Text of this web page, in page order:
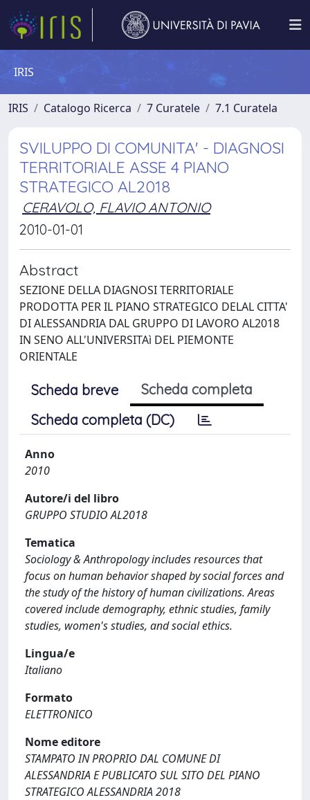
IRIS
IRIS Catalogo Ricerca 7 Curatele 7.1 Curatela
SVILUPPO DI COMUNITA' - DIAGNOSI
TERRITORIALE ASSE 4 PIANO
STRATEGICO AL2018
CERAVOLO, FLAVIO ANTONIO
2010-01-01
Abstract
SEZIONE DELLA DIAGNOSI TERRITORIALE
PRODOTTA PER IL PIANO STRATEGICO DELAL CITTA'
DI ALESSANDRIA DAL GRUPPO DI LAVORO AL2018
IN SENO ALL'UNIVERSITAì DEL PIEMONTE
ORIENTALE
Scheda breve
Scheda completa
Scheda completa (DC)
Anno
2010
Autore/i del libro
GRUPPO STUDIO AL2018
Tematica
Sociology & Anthropology includes resources that
focus on human behavior shaped by social forces and
the study of the history of human civilizations. Areas
covered include demography, ethnic studies, family
studies, women's studies, and social ethics.
Lingua/e
Italiano
Formato
ELETTRONICO
Nome editore
STAMPATO IN PROPRIO DAL COMUNE DI
ALESSANDRIA E PUBLICATO SUL SITO DEL PIANO
STRATEGICO ALESSANDRIA 2018